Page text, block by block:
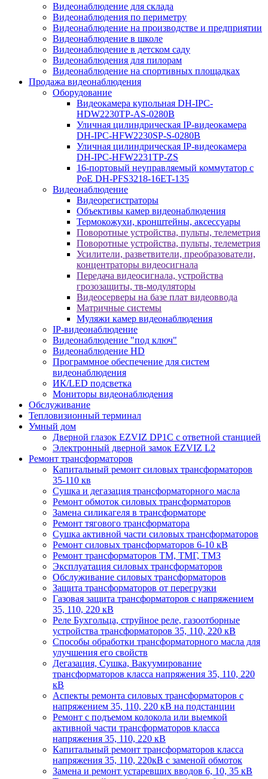
Видеонаблюдение для склада
Видеонаблюдения по периметру
Видеонаблюдение на производстве и предприятии
Видеонаблюдение в школе
Видеонаблюдение в детском саду
Видеонаблюдения для пилорам
Видеонаблюдение на спортивных площадках
Продажа видеонаблюдения
Оборудование
Видеокамера купольная DH-IPC-
HDW2230TP-AS-0280B
Уличная цилиндрическая IP-видеокамера
DH-IPC-HFW2230SP-S-0280B
Уличная цилиндрическая IP-видеокамера
DH-IPC-HFW2231TP-ZS
16-портовый неуправляемый коммутатор с
РоЕ DH-PFS3218-16ET-135
Видеонаблюдение
Видеорегистраторы
Объективы камер видеонаблюдения
Термокожухи, кронштейны, аксессуары
Поворотные устройства, пульты, телеметрия
Поворотные устройства, пульты, телеметрия
Усилители, разветвители, преобразователи,
концентраторы видеосигнала
Передача видеосигнала, устройства
грозозащиты, тв-модуляторы
Видеосерверы на базе плат видеоввода
Матричные системы
Муляжи камер видеонаблюдения
IP-видеонаблюдение
Видеонаблюдение "под ключ"
Видеонаблюдение HD
Программное обеспечение для систем
видеонаблюдения
ИК/LED подсветка
Мониторы видеонаблюдения
Обслуживание
Тепловизионный терминал
Умный дом
Дверной глазок EZVIZ DP1C с ответной станцией
Электронный дверной замок EZVIZ L2
Ремонт трансформаторов
Капитальный ремонт силовых трансформаторов
35-110 кв
Сушка и дегазация трансформаторного масла
Ремонт обмоток силовых трансформаторов
Замена силикагеля в трансформаторе
Ремонт тягового трансформатора
Сушка активной части силовых трансформаторов
Ремонт силовых трансформаторов 6-10 кВ
Ремонт трансформаторов ТМ, ТМГ, ТМЗ
Эксплуатация силовых трансформаторов
Обслуживание силовых трансформаторов
Защита трансформаторов от перегрузки
Газовая защита трансформаторов с напряжением
35, 110, 220 кВ
Реле Бухгольца, струйное реле, газоотборные
устройства трансформаторов 35, 110, 220 кВ
Способы обработки трансформаторного масла для
улучшения его свойств
Дегазация, Сушка, Вакуумирование
трансформаторов класса напряжения 35, 110, 220
кВ
Аспекты ремонта силовых трансформаторов с
напряжением 35, 110, 220 кВ на подстанции
Ремонт с подъемом колокола или выемкой
активной части трансформаторов класса
напряжения 35, 110, 220 кВ
Капитальный ремонт трансформаторов класса
напряжения 35, 110, 220кВ с заменой обмоток
Замена и ремонт устаревших вводов 6, 10, 35 кВ